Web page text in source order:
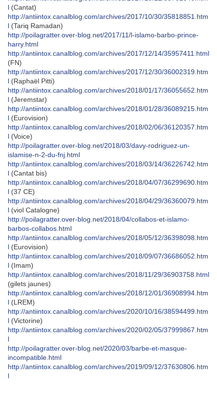
l (Cantat)
http://antiintox.canalblog.com/archives/2017/10/30/35818851.htm
l (Tariq Ramadan)
http://poilagratter.over-blog.net/2017/11/l-islamo-barbo-prince-
harry.html
http://antiintox.canalblog.com/archives/2017/12/14/35957411.html
(FN)
http://antiintox.canalblog.com/archives/2017/12/30/36002319.htm
l (Raphaël Pitti)
http://antiintox.canalblog.com/archives/2018/01/17/36055652.htm
l (Jeremstar)
http://antiintox.canalblog.com/archives/2018/01/28/36089215.htm
l (Eurovision)
http://antiintox.canalblog.com/archives/2018/02/06/36120357.htm
l (Voice)
http://poilagratter.over-blog.net/2018/03/davy-rodriguez-un-
islamise-n-2-du-fnj.html
http://antiintox.canalblog.com/archives/2018/03/14/36226742.htm
l (Cantat bis)
http://antiintox.canalblog.com/archives/2018/04/07/36299690.htm
l (37 CE)
http://antiintox.canalblog.com/archives/2018/04/29/36360079.htm
l (viol Catalogne)
http://poilagratter.over-blog.net/2018/04/collabos-et-islamo-
barbos-collabos.html
http://antiintox.canalblog.com/archives/2018/05/12/36398098.htm
l (Eurovision)
http://antiintox.canalblog.com/archives/2018/09/07/36686052.htm
l (Imam)
http://antiintox.canalblog.com/archives/2018/11/29/36903758.html
(gilets jaunes)
http://antiintox.canalblog.com/archives/2018/12/01/36908994.htm
l (LREM)
http://antiintox.canalblog.com/archives/2020/10/16/38594499.htm
l (Victorine)
http://antiintox.canalblog.com/archives/2020/02/05/37999867.htm
l
http://poilagratter.over-blog.net/2020/03/barbe-et-masque-
incompatible.html
http://antiintox.canalblog.com/archives/2019/09/12/37630806.htm
l